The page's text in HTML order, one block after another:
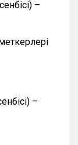
–
–